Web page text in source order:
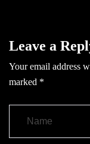
Leave a
Your email address
marked *